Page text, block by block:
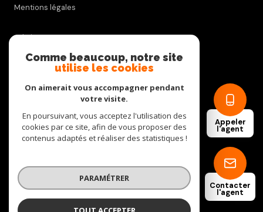
Appeler
l'agent
Contacter
l'agent
Mentions légales
Admin
Nos honoraires
Cookies
© 2026 | Tous droits réservés
Réalisé par
Comme beaucoup, notre site
utilise les cookies
On aimerait vous accompagner pendant
votre visite.
En poursuivant, vous acceptez l'utilisation des
cookies par ce site, afin de vous proposer des
contenus adaptés et réaliser des statistiques !
PARAMÉTRER